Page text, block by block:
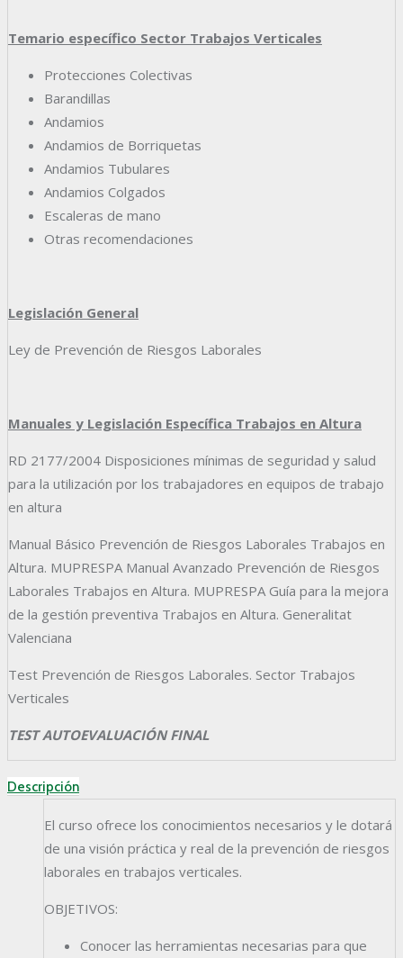
Temario específico Sector Trabajos Verticales
Protecciones Colectivas
Barandillas
Andamios
Andamios de Borriquetas
Andamios Tubulares
Andamios Colgados
Escaleras de mano
Otras recomendaciones
Legislación General
Ley de Prevención de Riesgos Laborales
Manuales y Legislación Específica Trabajos en Altura
RD 2177/2004 Disposiciones mínimas de seguridad y salud
para la utilización por los trabajadores en equipos de trabajo
en altura
Manual Básico Prevención de Riesgos Laborales Trabajos en
Altura. MUPRESPA Manual Avanzado Prevención de Riesgos
Laborales Trabajos en Altura. MUPRESPA Guía para la mejora
de la gestión preventiva Trabajos en Altura. Generalitat
Valenciana
Test Prevención de Riesgos Laborales. Sector Trabajos
Verticales
TEST AUTOEVALUACIÓN FINAL
Descripción
El curso ofrece los conocimientos necesarios y le dotará
de una visión práctica y real de la prevención de riesgos
laborales en trabajos verticales.
OBJETIVOS:
Conocer las herramientas necesarias para que